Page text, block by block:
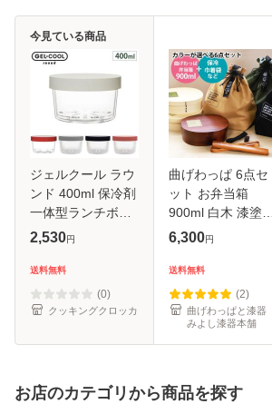
ジェルクール ラウ
ンド 400ml 保冷剤
一体型ランチボッ
クス 三好製作所
弁当箱/1段/サラダ/
デザート/フルーツ
ケース】
2,530円
送料無料
(0)
クッキングクロッカ
今見ている商品
曲げわっぱ 6点セ
ット お弁当箱
900ml 白木 漆塗り
小判型 弁当箱 1段
箱 まげわっぱ ラン
チボックス お箸 箸
箱 保冷ラ
6,300円
送料無料
(2)
曲げわっぱと漆器
みよし漆器本舗
お店のカテゴリから商品を探す